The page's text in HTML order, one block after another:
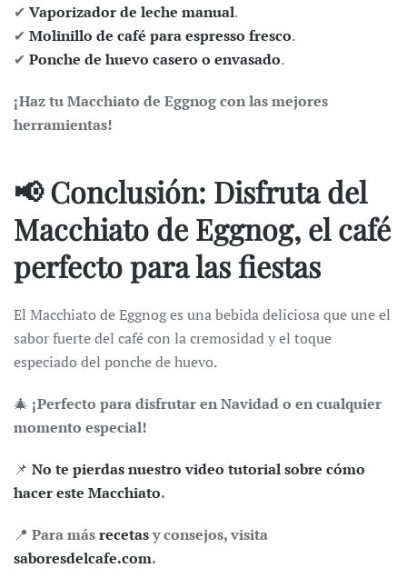
✔ Vaporizador de leche manual.
✔ Molinillo de café para espresso fresco.
✔ Ponche de huevo casero o envasado.
¡Haz tu Macchiato de Eggnog con las mejores
herramientas!
📢 Conclusión: Disfruta del
Macchiato de Eggnog, el café
perfecto para las fiestas
El Macchiato de Eggnoges una bebida deliciosa que une el
sabor fuerte del café con la cremosidad y el toque
especiado del ponche de huevo.
🎄 ¡Perfecto para disfrutar en Navidad o en cualquier
momento especial!
📌 No te pierdas nuestro video tutorial sobre cómo
hacer este Macchiato.
📍 Para másrecetasy consejos, visita
saboresdelcafe.com.